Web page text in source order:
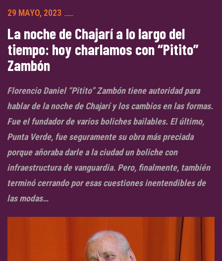
29 MAYO, 2023
La noche de Chajarí a lo largo del
tiempo: hoy charlamos con “Pitito”
Zambón
Florencio Daniel “Pitito” Zambón tiene autoridad para
hablar de la noche de Chajarí y los cambios en las formas.
Fue el fundador de varios boliches bailables. El último,
Punta Verde, fue seguramente su obra más preciada
porque añoraba darle a la ciudad un boliche con
infraestructura de vanguardia. Pero, finalmente, también
terminó cerrando por esas cuestiones inentendibles de
las modas…